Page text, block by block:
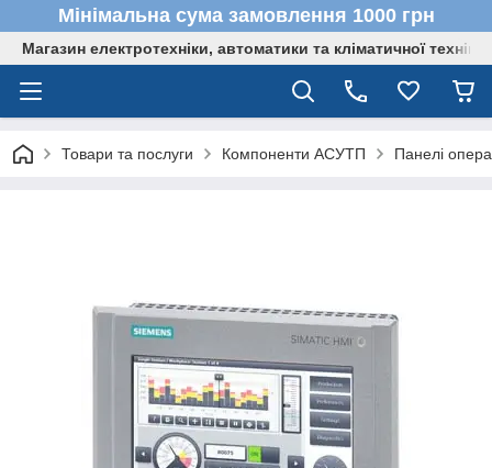
Мінімальна сума замовлення 1000 грн
Магазин електротехніки, автоматики та кліматичної техніки
Товари та послуги Компоненти АСУТП Панелі